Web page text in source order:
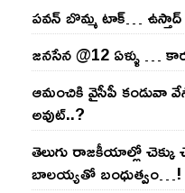
ప‌వ‌న్ బొమ్మ టాక్‌…
జనసేన @12 ఏళ్ళు …
ఆమంచికి వైసీపీ కండువా
అవుట్‌..?
తెలుగు రాజ‌కీయాల్లో చెక్కు
బాల‌య్యతో బంధుత్వం…!